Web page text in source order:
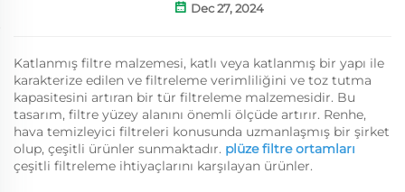
Dec 27, 2024
Katlanmış filtre malzemesi, katlı veya katlanmış bir yapı ile
karakterize edilen ve filtreleme verimliliğini ve toz tutma
kapasitesini artıran bir tür filtreleme malzemesidir. Bu
tasarım, filtre yüzey alanını önemli ölçüde artırır. Renhe,
hava temizleyici filtreleri konusunda uzmanlaşmış bir şirket
olup, çeşitli ürünler sunmaktadır. plüze filtre ortamları
çeşitli filtreleme ihtiyaçlarını karşılayan ürünler.